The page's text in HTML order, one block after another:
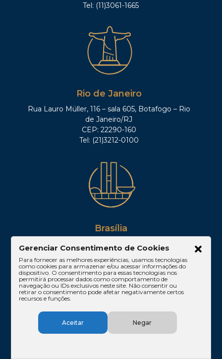
Tel: (11)3061-1665
Rio de Janeiro
Rua Lauro Müller, 116 – sala 605, Botafogo – Rio
de Janeiro/RJ
CEP: 22290-160
Tel: (21)3212-0100
Brasília
SHIS QI 11, Conj. 10, Casa 05, Lago Sul – Brasília/DF
Tel: (61)3224-1655
Gerenciar Consentimento de Cookies
Para fornecer as melhores experiências, usamos tecnologias
como cookies para armazenar e/ou acessar informações do
dispositivo. O consentimento para essas tecnologias nos
permitirá processar dados como comportamento de
navegação ou IDs exclusivos neste site. Não consentir ou
retirar o consentimento pode afetar negativamente certos
recursos e funções.
Aceitar Negar